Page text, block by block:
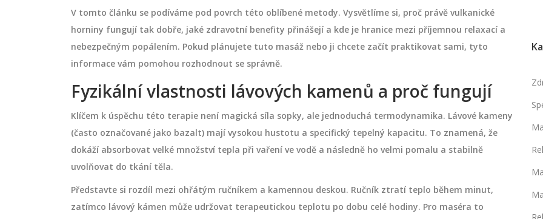
V tomto článku se podíváme pod povrch této oblíbené metody. Vysvětlíme si, proč právě vulkanické
horniny fungují tak dobře, jaké zdravotní benefity přinášejí a kde je hranice mezi příjemnou relaxací a
nebezpečným popálením. Pokud plánujete tuto masáž nebo ji chcete začít praktikovat sami, tyto
informace vám pomohou rozhodnout se správně.
Fyzikální vlastnosti lávových kamenů a proč fungují
Klíčem k úspěchu této terapie není magická síla sopky, ale jednoduchá termodynamika. Lávové kameny
(často označované jako bazalt) mají vysokou hustotu a specifický tepelný kapacitu. To znamená, že
dokáží absorbovat velké množství tepla při vaření ve vodě a následně ho velmi pomalu a stabilně
uvolňovat do tkání těla.
Představte si rozdíl mezi ohřátým ručníkem a kamennou deskou. Ručník ztratí teplo během minut,
zatímco lávový kámen může udržovat terapeutickou teplotu po dobu celé hodiny. Pro maséra to